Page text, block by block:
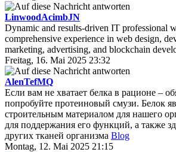
LinwoodAcimbJN
Dynamic and results-driven IT professional
comprehensive experience in web design,
marketing, advertising, and blockchain
Freitag, 16. Mai 2025 23:32
AlenTefMQ
Если вам не хватает белка в рационе –
попробуйте протеиновый смузи. Белок
строительным материалом для нашего
для поддержания его функций, а также
других тканей организма Blog
Montag, 12. Mai 2025 21:15